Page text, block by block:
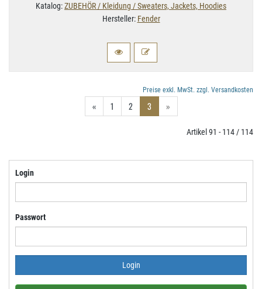
Katalog:ZUBEHÖR / Kleidung / Sweaters, Jackets, Hoodies
Hersteller: Fender
Preise exkl. MwSt. zzgl. Versandkosten
« 1 2 3 »
Artikel 91 - 114 / 114
Login
Passwort